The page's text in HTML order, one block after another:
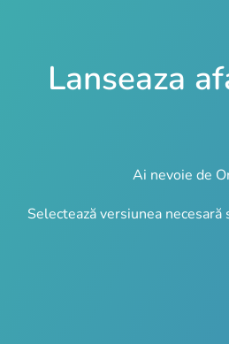
Lanseaza
Ai nevoie de
Selectează versiunea